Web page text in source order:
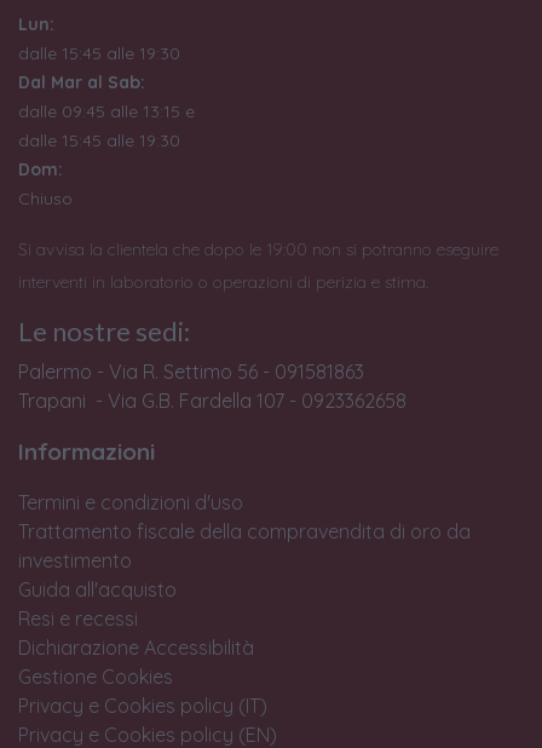
Lun:
dalle 15:45 alle 19:30
Dal Mar al Sab:
dalle 09:45 alle 13:15 e
dalle 15:45 alle 19:30
Dom:
Chiuso
Si avvisa la clientela che dopo le 19:00 non si potranno eseguire
interventi in laboratorio o operazioni di perizia e stima.
Le nostre sedi:
Palermo - Via R. Settimo 56 - 091581863
Trapani - Via G.B. Fardella 107 - 0923362658
Informazioni
Termini e condizioni d'uso
Trattamento fiscale della compravendita di oro da
investimento
Guida all'acquisto
Resi e recessi
Dichiarazione Accessibilità
Gestione Cookies
Privacy e Cookies policy (IT)
Privacy e Cookies policy (EN)